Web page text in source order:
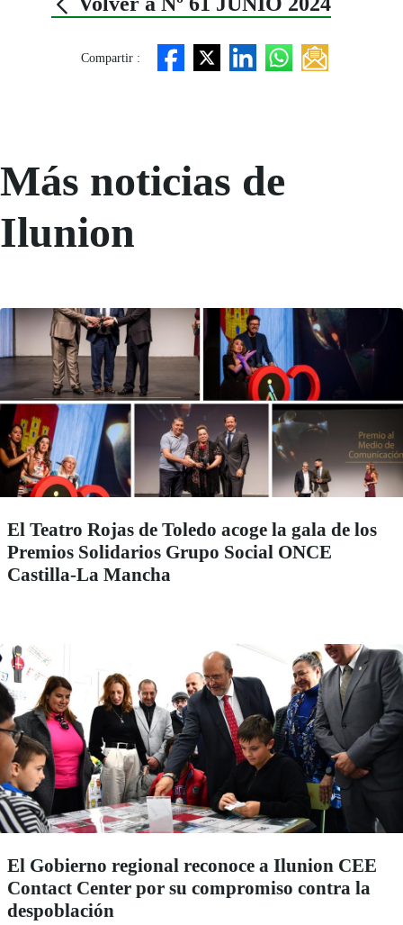
Compartir :
Más noticias de
Ilunion
El Teatro Rojas de Toledo acoge la gala de los
Premios Solidarios Grupo Social ONCE
Castilla-La Mancha
El Gobierno regional reconoce a Ilunion CEE
Contact Center por su compromiso contra la
despoblación